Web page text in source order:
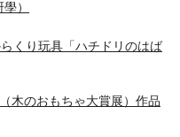
）
くり玩具「ハチドリのはば
木のおもちゃ大賞展）作品